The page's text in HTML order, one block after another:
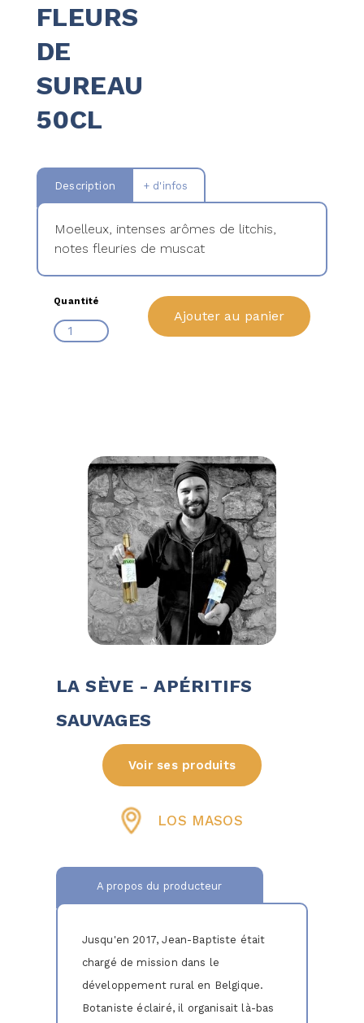
FLEURS
DE
SUREAU
50CL
Description + d'infos
Moelleux, intenses arômes de litchis,
notes fleuries de muscat
Quantité
Ajouter au panier
LA SÈVE - APÉRITIFS
SAUVAGES
Voir ses produits
LOS MASOS
A propos du producteur
Jusqu'en 2017, Jean-Baptiste était
chargé de mission dans le
développement rural en Belgique.
Botaniste éclairé, il organisait là-bas